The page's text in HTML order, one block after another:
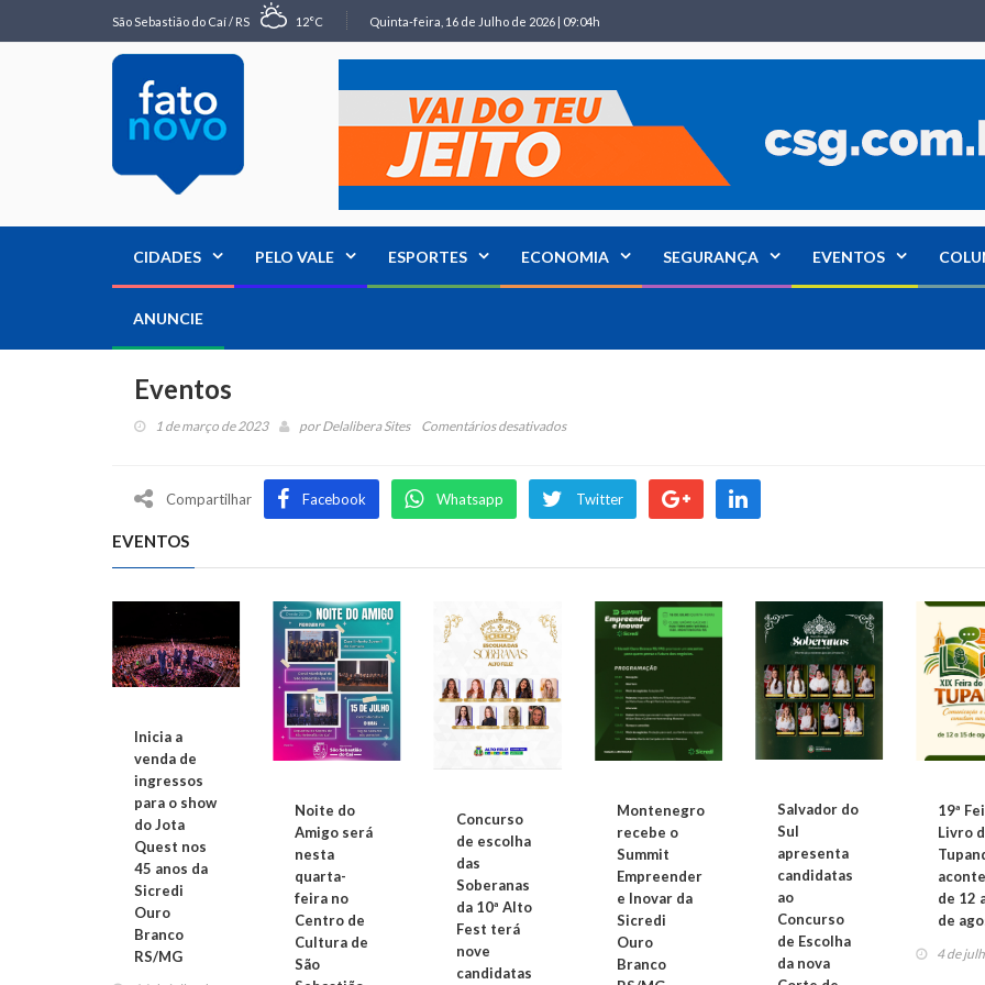
São Sebastião do Caí / RS 12°C Quinta-feira, 16 de Julho de 2026 | 09:04h
CIDADES PELO VALE ESPORTES ECONOMIA SEGURANÇA EVENTOS
ANUNCIE
Eventos
1 de março de 2023 porDelalibera Sites Comentários desativadosem
Compartilhar Facebook Whatsapp Twitter
EVENTOS
Inicia a
venda de
ingressos
para o show
do Jota
Quest nos
45 anos da
Sicredi
Ouro
Branco
RS/MG
Noite do
Amigo será
nesta
quarta-
feira no
Centro de
Cultura de
São
Concurso
de escolha
das
Soberanas
da 10ª Alto
Fest terá
nove
candidatas
Montenegro
recebe o
Summit
Empreender
e Inovar da
Sicredi
Ouro
Branco
Salvador do
Sul
apresenta
candidatas
ao
Concurso
de Escolha
da nova
19ª
Livro
de 12
de
4 de